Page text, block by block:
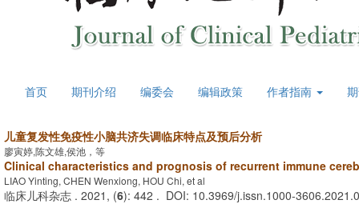
首页 期刊介绍 编委会 编辑政策 作者指南
儿童复发性免疫性小脑共济失调临床特点及预后分析
廖寅婷,陈文雄,侯池，等
Clinical characteristics and prognosis of recurrent immune
LIAO Yinting, CHEN Wenxiong, HOU Chi, et al
临床儿科杂志 . 2021, (6): 442 . DOI: 10.3969/j.issn.1000-